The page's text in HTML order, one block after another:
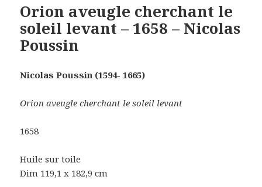
Orion aveugle cherchant le
soleil levant – 1658 – Nicolas
Poussin
Nicolas Poussin (1594- 1665)
Orion aveugle cherchant le soleil levant
1658
Huile sur toile
Dim 119,1 x 182,9 cm